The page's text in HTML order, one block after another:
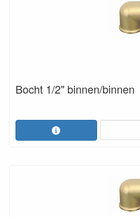
Bocht 1/2" binnen/binnen